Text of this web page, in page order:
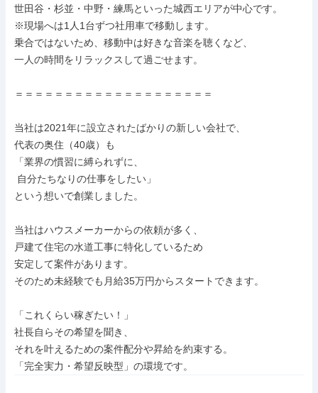
世田谷・杉並・中野・練馬といった城西エリアが中心です。
※現場へは1人1台ずつ社用車で移動します。
乗合ではないため、移動中は好きな音楽を聴くなど、
一人の時間をリラックスして過ごせます。
＝＝＝＝＝＝＝＝＝＝＝＝＝＝＝＝＝＝＝＝
当社は2021年に設立されたばかりの新しい会社で、
代表の奥住（40歳）も
「業界の慣習に縛られずに、
という想いで創業しました。
当社はハウスメーカーからの依頼が多く、
戸建て住宅の水道工事に特化しているため
安定して案件があります。
そのため未経験でも月給35万円からスタートできます。
「これくらい稼ぎたい！」
社長自らその希望を聞き、
それを叶えるための案件配分や昇給を約束する。
「完全実力・希望反映型」の環境です。